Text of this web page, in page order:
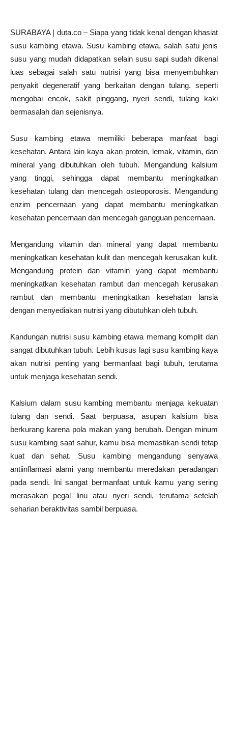
SURABAYA | duta.co – Siapa yang tidak kenal dengan khasiat
susu kambing etawa. Susu kambing etawa, salah satu jenis
susu yang mudah didapatkan selain susu sapi sudah dikenal
luas sebagai salah satu nutrisi yang bisa menyembuhkan
penyakit degeneratif yang berkaitan dengan tulang. seperti
mengobai encok, sakit pinggang, nyeri sendi, tulang kaki
bermasalah dan sejenisnya.
Susu kambing etawa memiliki beberapa manfaat bagi
kesehatan. Antara lain kaya akan protein, lemak, vitamin, dan
mineral yang dibutuhkan oleh tubuh. Mengandung kalsium
yang tinggi, sehingga dapat membantu meningkatkan
kesehatan tulang dan mencegah osteoporosis. Mengandung
enzim pencernaan yang dapat membantu meningkatkan
kesehatan pencernaan dan mencegah gangguan pencernaan.
Mengandung vitamin dan mineral yang dapat membantu
meningkatkan kesehatan kulit dan mencegah kerusakan kulit.
Mengandung protein dan vitamin yang dapat membantu
meningkatkan kesehatan rambut dan mencegah kerusakan
rambut dan membantu meningkatkan kesehatan lansia
dengan menyediakan nutrisi yang dibutuhkan oleh tubuh.
Kandungan nutrisi susu kambing etawa memang komplit dan
sangat dibutuhkan tubuh. Lebih kusus lagi susu kambing kaya
akan nutrisi penting yang bermanfaat bagi tubuh, terutama
untuk menjaga kesehatan sendi.
Kalsium dalam susu kambing membantu menjaga kekuatan
tulang dan sendi. Saat berpuasa, asupan kalsium bisa
berkurang karena pola makan yang berubah. Dengan minum
susu kambing saat sahur, kamu bisa memastikan sendi tetap
kuat dan sehat. Susu kambing mengandung senyawa
antiinflamasi alami yang membantu meredakan peradangan
pada sendi. Ini sangat bermanfaat untuk kamu yang sering
merasakan pegal linu atau nyeri sendi, terutama setelah
seharian beraktivitas sambil berpuasa.